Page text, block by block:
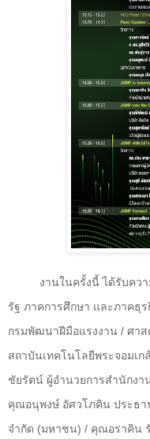
งานในครั้งนี้ ได้รับคว
รัฐ ภาคการศึกษา และภาคธุ
กรมพัฒนาฝีมือแรงงาน / ศา
สถาบันเทคโนโลยีพระจอมเ
ชัยรัตน์ ผู้อำนวยการสำนักง
คุณอนุพงษ์ อัศวโภคิน ประธา
จำกัด (มหาชน) / คุณอราคิน